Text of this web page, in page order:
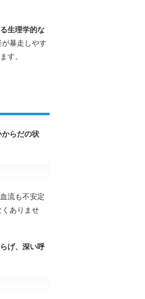
生理学的な
暴走しやす
す。
からだの状
流も不安定
ありませ
げ、深い呼